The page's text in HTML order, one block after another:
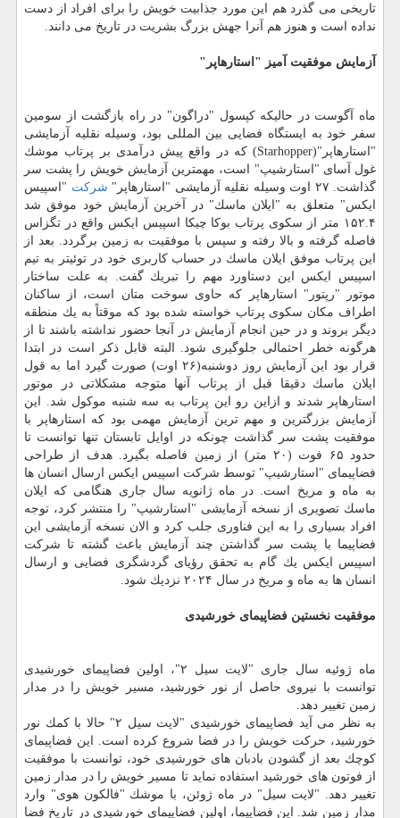
تاریخی می گذرد هم این مورد جذابیت خویش را برای افراد از دست
نداده است و هنوز هم آنرا جهش بزرگ بشریت در تاریخ می دانند.
آزمایش موفقیت آمیز "استارهاپر"
ماه آگوست در حالیكه كپسول "دراگون" در راه بازگشت از سومین
سفر خود به ایستگاه فضایی بین المللی بود، وسیله نقلیه آزمایشی
"استارهاپر"(Starhopper) كه در واقع پیش درآمدی بر پرتاب موشك
غول آسای "استارشیپ" است، مهمترین آزمایش خویش را پشت سر
گذاشت. ۲۷ اوت وسیله نقلیه آزمایشی "استارهاپر"
شركت "اسپیس
ایكس" متعلق به "ایلان ماسك" در آخرین آزمایش خود موفق شد
۱۵۲.۴ متر از سكوی پرتاب بوكا چیكا اسپیس ایكس واقع در تگزاس
فاصله گرفته و بالا رفته و سپس با موفقیت به زمین برگردد. بعد از
این پرتاب موفق ایلان ماسك در حساب كاربری خود در توئیتر به تیم
اسپیس ایكس این دستاورد مهم را تبریك گفت. به علت ساختار
موتور "رپتور" استارهاپر كه حاوی سوخت متان است، از ساكنان
اطراف مكان سكوی پرتاب خواسته شده بود كه موقتاً به یك منطقه
دیگر بروند و در حین انجام آزمایش در آنجا حضور نداشته باشند تا از
هرگونه خطر احتمالی جلوگیری شود. البته قابل ذكر است در ابتدا
قرار بود این آزمایش روز دوشنبه(۲۶ اوت) صورت گیرد اما به قول
ایلان ماسك دقیقا قبل از پرتاب آنها متوجه مشكلاتی در موتور
استارهاپر شدند و ازاین رو این پرتاب به سه شنبه موكول شد. این
آزمایش بزرگترین و مهم ترین آزمایش مهمی بود كه استارهاپر با
موفقیت پشت سر گذاشت چونكه در اوایل تابستان تنها توانست تا
حدود ۶۵ فوت (۲۰ متر) از زمین فاصله بگیرد. هدف از طراحی
فضاپیمای "استارشیپ" توسط شركت اسپیس ایكس ارسال انسان ها
به ماه و مریخ است. در ماه ژانویه سال جاری هنگامی كه ایلان
ماسك تصویری از نسخه آزمایشی "استارشیپ" را منتشر كرد، توجه
افراد بسیاری را به این فناوری جلب كرد و الان نسخه آزمایشی این
فضاپیما با پشت سر گذاشتن چند آزمایش باعث گشته تا شركت
اسپیس ایكس یك گام به تحقق رؤیای گردشگری فضایی و ارسال
انسان ها به ماه و مریخ در سال ۲۰۲۴ نزدیك شود.
موفقیت نخستین فضاپیمای خورشیدی
ماه ژوئیه سال جاری "لایت سیل ۲"، اولین فضاپیمای خورشیدی
توانست با نیروی حاصل از نور خورشید، مسیر خویش را در مدار
زمین تغییر دهد.
به نظر می آید فضاپیمای خورشیدی "لایت سیل ۲" حالا با كمك نور
خورشید، حركت خویش را در فضا شروع كرده است. این فضاپیمای
كوچك بعد از گشودن بادبان های خورشیدی خود، توانست با موفقیت
از فوتون های خورشید استفاده نماید تا مسیر خویش را در مدار زمین
تغییر دهد. "لایت سیل" در ماه ژوئن، با موشك "فالكون هوی" وارد
مدار زمین شد. این فضاپیما، اولین فضاپیمای خورشیدی در تاریخ فضا